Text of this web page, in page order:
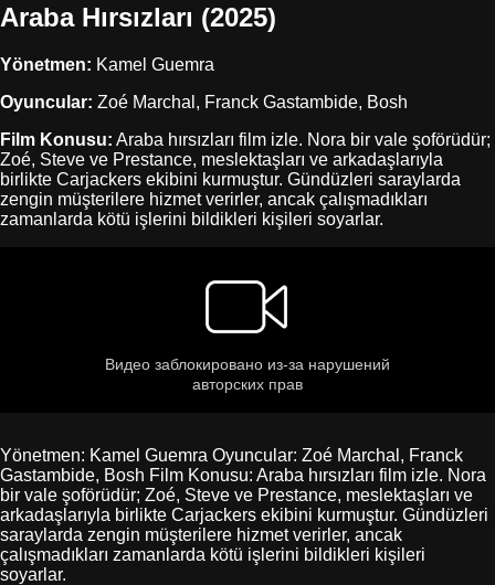
Araba Hırsızları (2025)
Yönetmen: Kamel Guemra
Oyuncular: Zoé Marchal, Franck Gastambide, Bosh
Film Konusu: Araba hırsızları film izle. Nora bir vale şoförüdür;
Zoé, Steve ve Prestance, meslektaşları ve arkadaşlarıyla
birlikte Carjackers ekibini kurmuştur. Gündüzleri saraylarda
zengin müşterilere hizmet verirler, ancak çalışmadıkları
zamanlarda kötü işlerini bildikleri kişileri soyarlar.
Yönetmen: Kamel Guemra Oyuncular: Zoé Marchal, Franck
Gastambide, Bosh Film Konusu: Araba hırsızları film izle. Nora
bir vale şoförüdür; Zoé, Steve ve Prestance, meslektaşları ve
arkadaşlarıyla birlikte Carjackers ekibini kurmuştur. Gündüzleri
saraylarda zengin müşterilere hizmet verirler, ancak
çalışmadıkları zamanlarda kötü işlerini bildikleri kişileri
soyarlar.